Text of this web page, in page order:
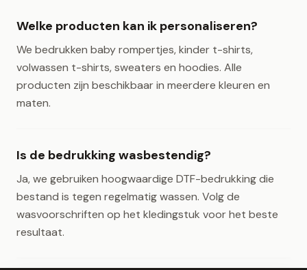
Welke producten kan ik personaliseren?
We bedrukken baby rompertjes, kinder t-shirts,
volwassen t-shirts, sweaters en hoodies. Alle
producten zijn beschikbaar in meerdere kleuren en
maten.
Is de bedrukking wasbestendig?
Ja, we gebruiken hoogwaardige DTF-bedrukking die
bestand is tegen regelmatig wassen. Volg de
wasvoorschriften op het kledingstuk voor het beste
resultaat.